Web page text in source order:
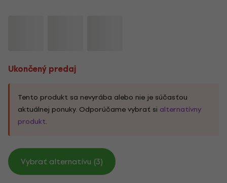
Ukončený predaj
Tento produkt sa nevyrába alebo nie je súčasťou
aktuálnej ponuky. Odporúčame vybrať si alternatívny
produkt.
Vybrať alternatívu (3)